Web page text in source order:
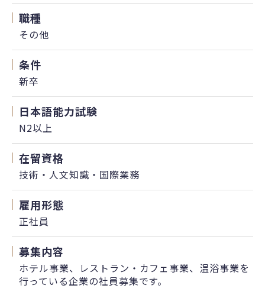
職種
その他
条件
新卒
日本語能力試験
N2以上
在留資格
技術・人文知識・国際業務
雇用形態
正社員
募集内容
ホテル事業、レストラン・カフェ事業、温浴事業を
行っている企業の社員募集です。